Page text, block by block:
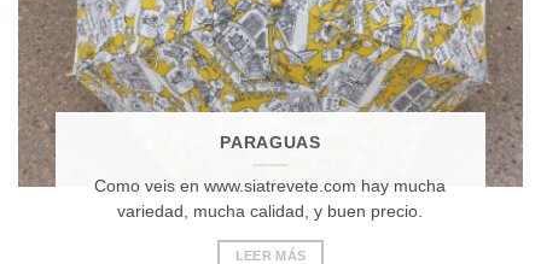
PARAGUAS
Como veis en www.siatrevete.com hay mucha
variedad, mucha calidad, y buen precio.
LEER MÁS